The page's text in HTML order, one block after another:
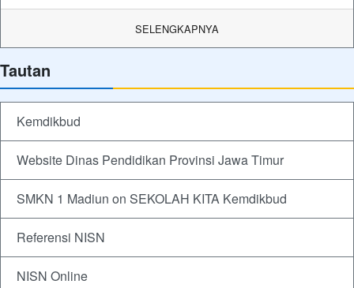
SELENGKAPNYA
Tautan
Kemdikbud
Website Dinas Pendidikan Provinsi Jawa Timur
SMKN 1 Madiun on SEKOLAH KITA Kemdikbud
Referensi NISN
NISN Online